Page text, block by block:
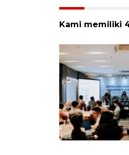
Kami memiliki